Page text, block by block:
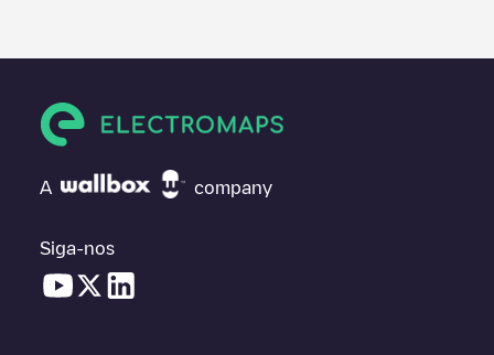
A company
Siga-nos